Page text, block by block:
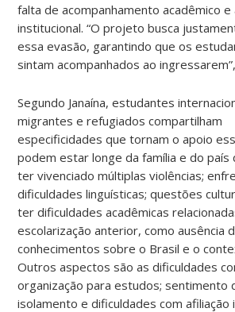
falta de acompanhamento acadêmico e
institucional. “O projeto busca
essa evasão, garantindo que os
sintam acompanhados ao
Segundo Janaína, estudantes
migrantes e refugiados compartilham
especificidades que tornam o apoio
podem estar longe da família e do país
ter vivenciado múltiplas violências;
dificuldades linguísticas; questões
ter dificuldades acadêmicas
escolarização anterior, como ausência
conhecimentos sobre o Brasil e o
Outros aspectos são as dificuldades
organização para estudos; sentimento
isolamento e dificuldades com afiliação